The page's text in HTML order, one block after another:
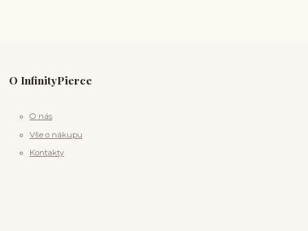
O InfinityPierce
O nás
Vše o nákupu
Kontakty